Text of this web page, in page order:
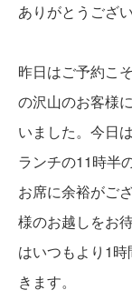
ありがとうござ
昨日はご予約こ
の沢山のお客様
いました。 今日
ランチの11時半
お席に余裕がご
様のお越しをお
はいつもより1
きます。